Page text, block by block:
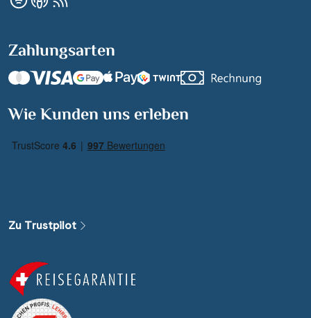
Zahlungsarten
Wie Kunden uns erleben
Zu Trustpilot
Suchen & Buchen
Alle Gewässer
Alle Schiffe